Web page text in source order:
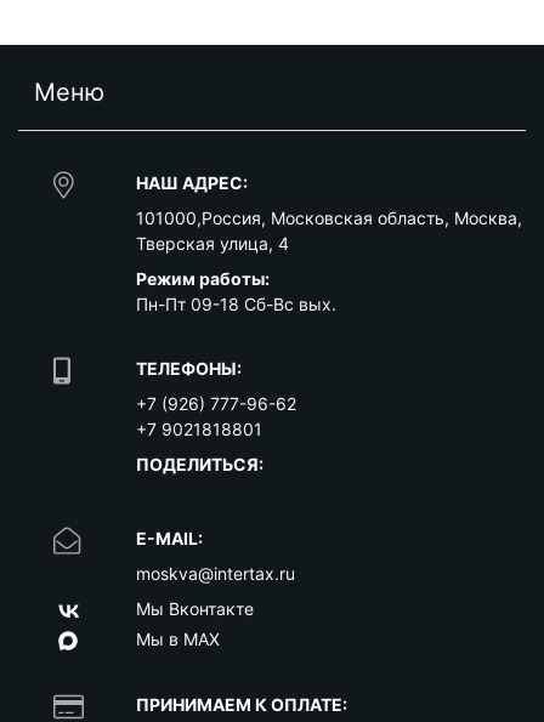
Меню
НАШ АДРЕС:
101000,Россия, Московская область, Москва,
Тверская улица, 4
Режим работы:
Пн-Пт 09-18 Сб-Вс вых.
ТЕЛЕФОНЫ:
+7 (926) 777-96-62
+7 9021818801
ПОДЕЛИТЬСЯ:
E-MAIL:
moskva@intertax.ru
Мы Вконтакте
Мы в MAX
ПРИНИМАЕМ К ОПЛАТЕ: